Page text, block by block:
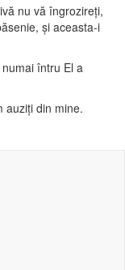
nu vă îngrozireţi,
şi aceasta-i
întru El a
auziţi din mine.